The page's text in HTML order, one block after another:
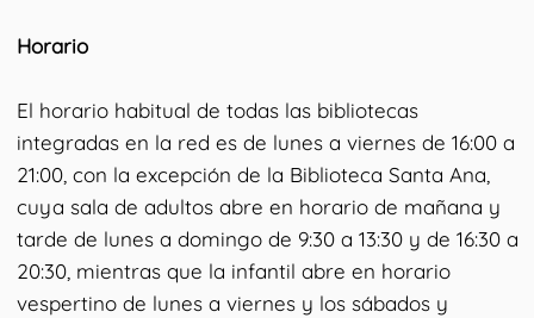
Horario
El horario habitual de todas las bibliotecas
integradas en la red es de lunes a viernes de 16:00 a
21:00, con la excepción de la Biblioteca Santa Ana,
cuya sala de adultos abre en horario de mañana y
tarde de lunes a domingo de 9:30 a 13:30 y de 16:30 a
20:30, mientras que la infantil abre en horario
vespertino de lunes a viernes y los sábados y